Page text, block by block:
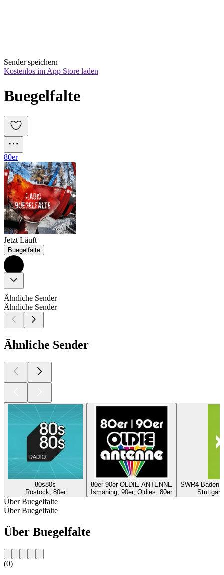
Sender speichern
Kostenlos im App Store laden
Buegelfalte
80er
Jetzt Läuft
Buegelfalte
Ähnliche Sender
Ähnliche Sender
Ähnliche Sender
80s80s
Rostock, 80er
80er 90er OLDIE ANTENNE
Ismaning, 90er, Oldies, 80er
SWR4 Baden-
Über Buegelfalte
Über Buegelfalte
Über Buegelfalte
(0)